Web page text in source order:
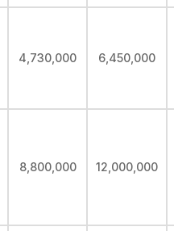
4,730,000 6,450,000
8,800,000 12,000,000